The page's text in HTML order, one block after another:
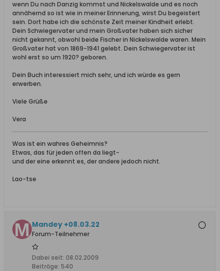
wenn Du nach Danzig kommst und Nickelswalde und es noch
annähernd so ist wie in meiner Erinnerung, wirst Du begeistert
sein. Dort habe ich die schönste Zeit meiner Kindheit erlebt.
Dein Schwiegervater und mein Großvater haben sich sicher
nicht gekannt, obwohl beide Fischer in Nickelswalde waren. Mein
Großvater hat von 1869-1941 gelebt. Dein Schwiegervater ist
wohl erst so um 1920? geboren.
Dein Buch interessiert mich sehr, und ich würde es gern
erwerben.
Viele Grüße
Vera
Was ist ein wahres Geheimnis?
Etwas, das für jeden offen da liegt-
und der eine erkennt es, der andere jedoch nicht.
Lao-tse
Mandey +08.03.22
Forum-Teilnehmer
Dabei seit: 08.02.2009
Beiträge: 540